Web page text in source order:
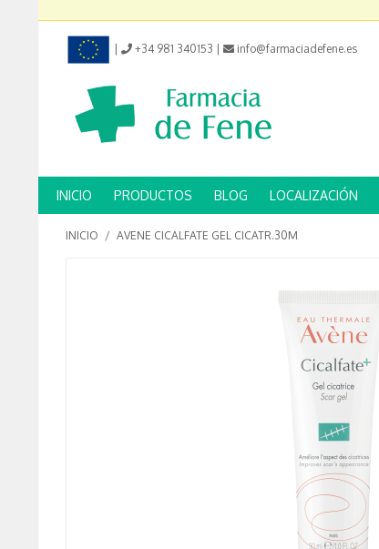
+34 981 340153 info@farmaciadefene.es
INICIO PRODUCTOS BLOG LOCALIZACIÓN
INICIO / AVENE CICALFATE GEL CICATR.30M